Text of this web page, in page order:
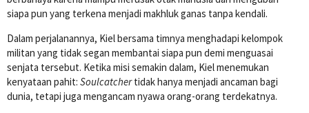
siapa pun yang terkena menjadi makhluk ganas tanpa kendali.
Dalam perjalanannya, Kiel bersama timnya menghadapi kelompok
militan yang tidak segan membantai siapa pun demi menguasai
senjata tersebut. Ketika misi semakin dalam, Kiel menemukan
kenyataan pahit: Soulcatchertidak hanya menjadi ancaman bagi
dunia, tetapi juga mengancam nyawa orang-orang terdekatnya.